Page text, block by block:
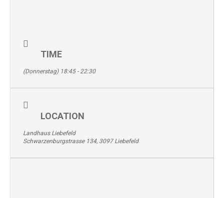
TIME
(Donnerstag) 18:45 - 22:30
LOCATION
Landhaus Liebefeld
Schwarzenburgstrasse 134, 3097 Liebefeld